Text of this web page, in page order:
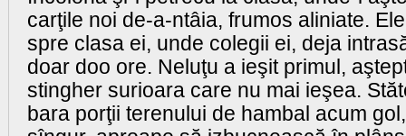
carţile noi de-a-ntâia, frumos aliniate.
spre clasa ei, unde colegii ei, deja
doar doo ore. Neluţu a ieşit primul,
stingher surioara care nu mai ieşea.
bara porţii terenului de hambal acum